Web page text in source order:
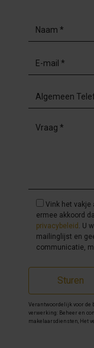
Vink het vakje
ermee akkoord
privacybeleid . U
mailinglijst en
communicatie,
Sturen
Verantwoordelijk voor de
verwerking: Beheer en
makelaarsdiensten, Het